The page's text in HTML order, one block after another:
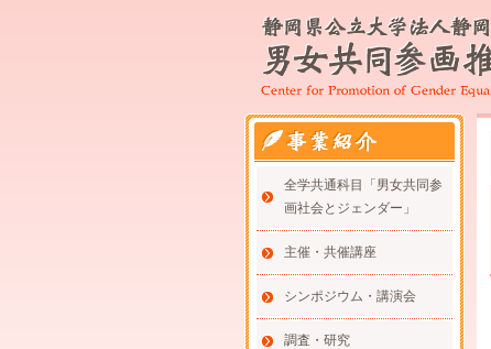
全学共通科目「男女共同参
画社会とジェンダー」
主催・共催講座
シンポジウム・講演会
調査・研究